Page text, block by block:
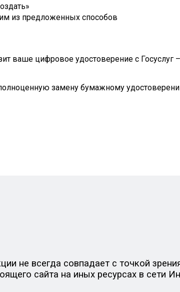
из предложенных способов
ваше цифровое удостоверение с Госуслуг
замену бумажному
не всегда совпадает с точкой
сайта на иных ресурсах в сети